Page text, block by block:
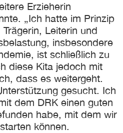
Erzieherin
„Ich hatte im Prinzip
Leiterin und
insbesondere
ist schließlich zu
diese Kita jedoch mit
dass es weitergeht.
gesucht. Ich
dem DRK einen guten
habe, mit dem wir
können.